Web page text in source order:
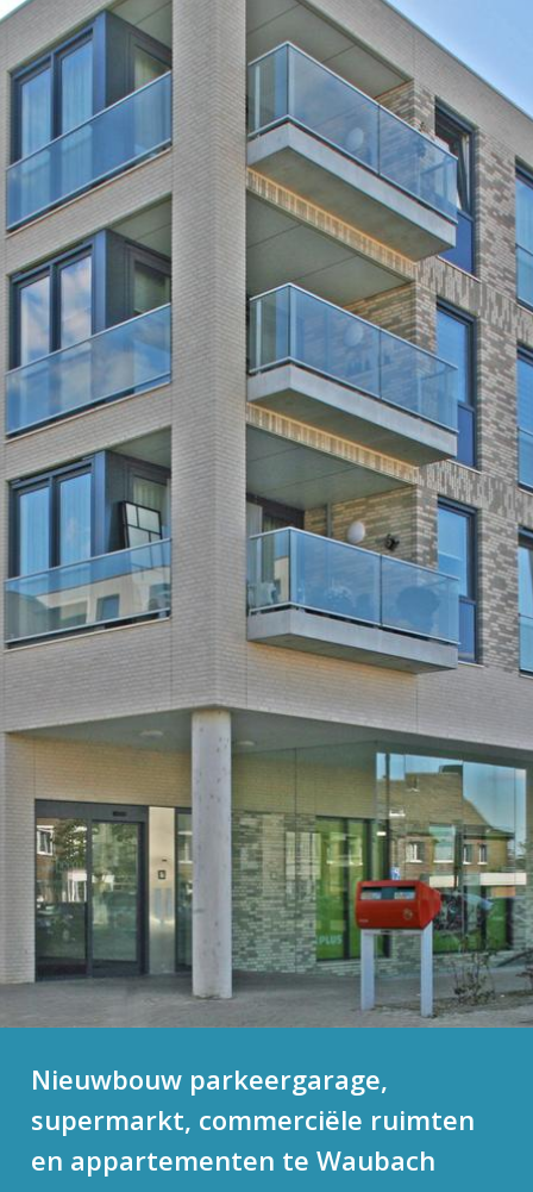
Nieuwbouw parkeergarage,
supermarkt, commerciële ruimten
en appartementen te Waubach